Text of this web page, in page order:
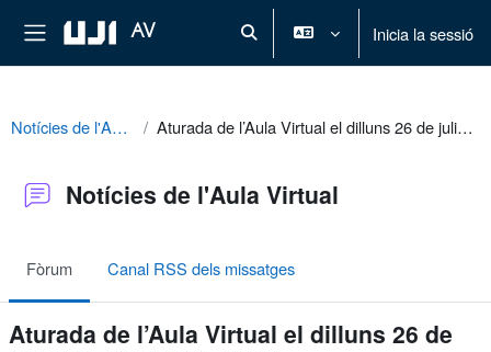
Panell lateral
AV Commuta l'entrada de la cerca
Inicia la sessió
Notícies de l'Aula Virtual Aturada de l’Aula Virtual el dilluns 26 de juliol de 2021 7:30-15:30
Notícies de l'Aula Virtual
Fòrum Canal RSS dels missatges
Aturada de l’Aula Virtual el dilluns 26 de